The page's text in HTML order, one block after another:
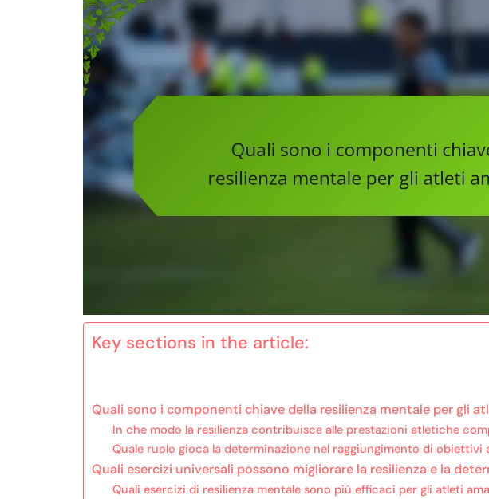
Key sections in the article:
Quali sono i componenti chiave della resilienza mentale per gli
In che modo la resilienza contribuisce alle prestazioni atletiche
Quale ruolo gioca la determinazione nel raggiungimento di obiettivi
Quali esercizi universali possono migliorare la resilienza e la
Quali esercizi di resilienza mentale sono più efficaci per gli atleti